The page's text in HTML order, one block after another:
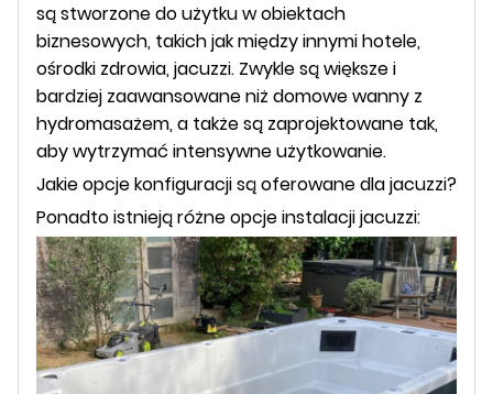
są stworzone do użytku w obiektach
biznesowych, takich jak między innymi hotele,
ośrodki zdrowia, jacuzzi. Zwykle są większe i
bardziej zaawansowane niż domowe wanny z
hydromasażem, a także są zaprojektowane tak,
aby wytrzymać intensywne użytkowanie.
Jakie opcje konfiguracji są oferowane dla jacuzzi?
Ponadto istnieją różne opcje instalacji jacuzzi: